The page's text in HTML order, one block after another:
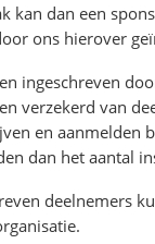
kan dan een
ons hierover
ingeschreven
verzekerd van
en aanmelden
dan het aantal
deelnemers